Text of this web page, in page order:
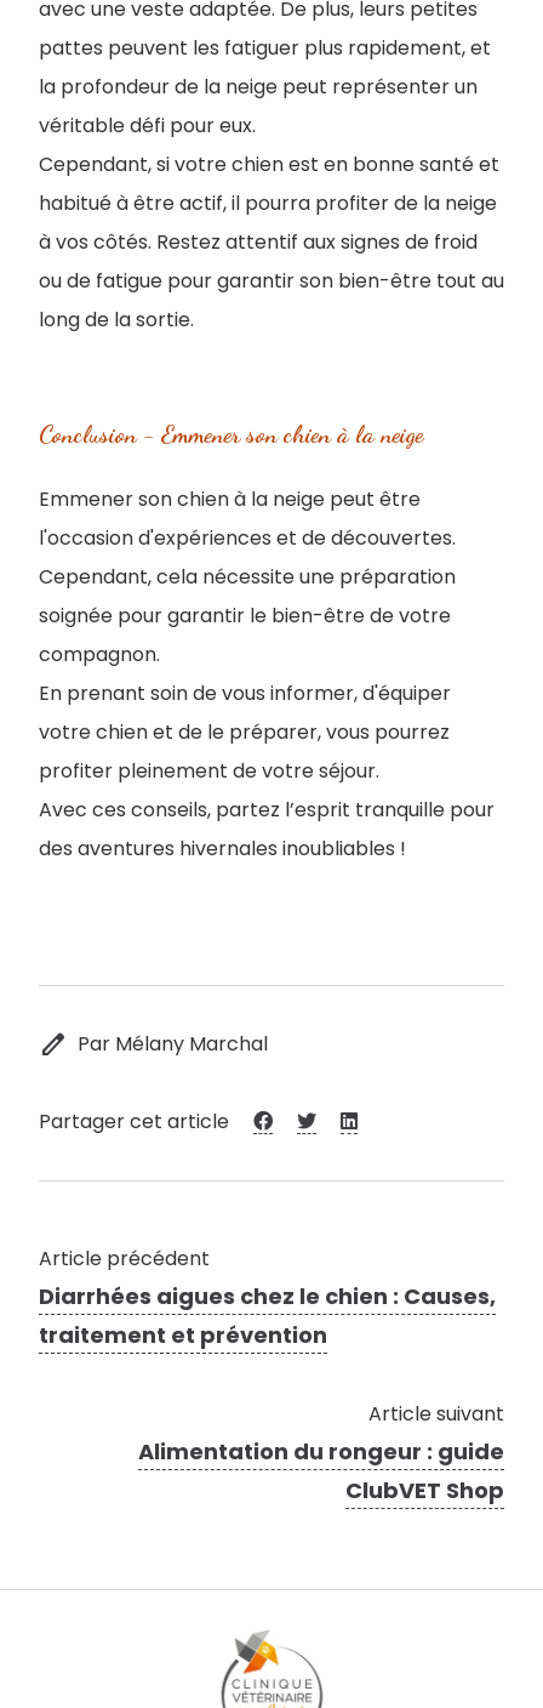
avec une veste adaptée. De plus, leurs petites
pattes peuvent les fatiguer plus rapidement, et
la profondeur de la neige peut représenter un
véritable défi pour eux.
Cependant, si votre chien est en bonne santé et
habitué à être actif, il pourra profiter de la neige
à vos côtés. Restez attentif aux signes de froid
ou de fatigue pour garantir son bien-être tout au
long de la sortie.
Conclusion - Emmener son chien à la neige
Emmener son chien à la neige peut être
l'occasion d'expériences et de découvertes.
Cependant, cela nécessite une préparation
soignée pour garantir le bien-être de votre
compagnon.
En prenant soin de vous informer, d'équiper
votre chien et de le préparer, vous pourrez
profiter pleinement de votre séjour.
Avec ces conseils, partez l’esprit tranquille pour
des aventures hivernales inoubliables !
edit Par Mélany Marchal
Partager cet article
Article précédent
Diarrhées aigues chez le chien : Causes,
traitement et prévention
Article suivant
Alimentation du rongeur : guide
ClubVET Shop